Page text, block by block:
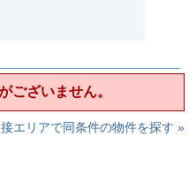
ございません。
エリアで同条件の物件を探す »